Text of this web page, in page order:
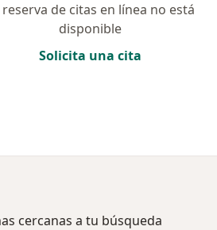
reserva de citas en línea no está
disponible
Solicita una cita
cercanas a tu búsqueda